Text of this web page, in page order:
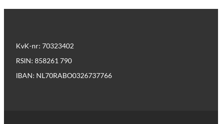
KvK-nr: 70323402
RSIN: 858261 790
IBAN: NL70RABO0326737766